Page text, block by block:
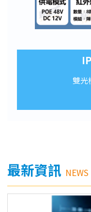
雙光
雙光
最新資訊 NEWS